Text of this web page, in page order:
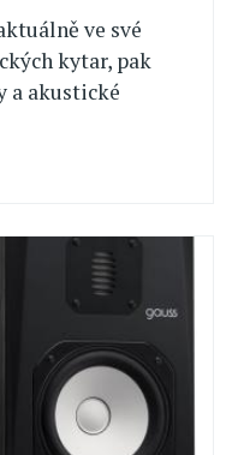
ve své
kytar, pak
a akustické